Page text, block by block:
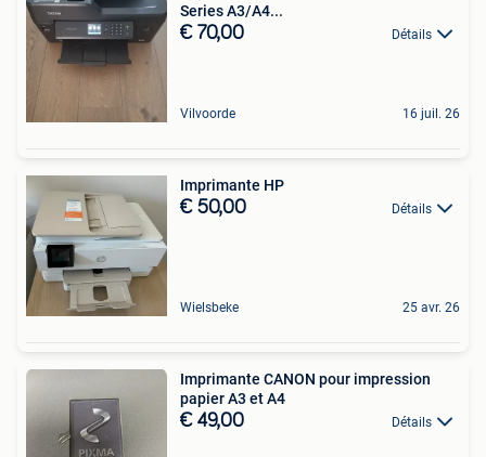
Series A3/A4...
€ 70,00 Détails
Vilvoorde 16 juil. 26
Imprimante HP
€ 50,00 Détails
Wielsbeke 25 avr. 26
Imprimante CANON pour impression
papier A3 et A4
€ 49,00 Détails